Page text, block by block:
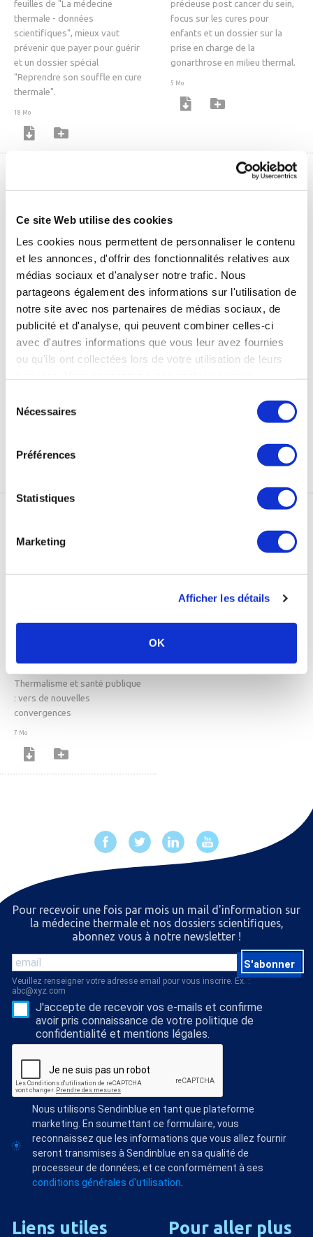
Ce site Web utilise des cookies
Les cookies nous permettent de personnaliser le contenu
et les annonces, d'offrir des fonctionnalités relatives aux
médias sociaux et d'analyser notre trafic. Nous
partageons également des informations sur l'utilisation de
notre site avec nos partenaires de médias sociaux, de
publicité et d'analyse, qui peuvent combiner celles-ci
avec d'autres informations que vous leur avez fournies
ou qu'ils ont collectées lors de votre utilisation de leurs
Nécessaires
Préférences
Statistiques
Marketing
Afficher les détails
OK
feuilles de "La médecine
thermale - données
scientifiques", mieux vaut
prévenir que payer pour guérir
et un dossier spécial
"Reprendre son souffle en cure
thermale".
18 Mo
précieuse post cancer du sein,
focus sur les cures pour
enfants et un dossier sur la
prise en charge de la
gonarthrose en milieu thermal.
5 Mo
Thermalisme
pédiatrique : mode
3 Mo
Thermes & vous, le
magazine des curistes
parler de la cure thermale à son
médecin et éducation à la
Livre blanc
Thermalisme et santé publique
: vers de nouvelles
convergences
7 Mo
Pour recevoir une fois par mois un mail d'information sur
la médecine thermale et nos dossiers scientiﬁques,
abonnez vous à notre newsletter !
S'abonner
Veuillez renseigner votre adresse email pour vous inscrire. Ex. :
abc@xyz.com
J'accepte de recevoir vos e-mails et confirme
avoir pris connaissance de votre politique de
confidentialité et mentions légales.
Nous utilisons Sendinblue en tant que plateforme
marketing. En soumettant ce formulaire, vous
reconnaissez que les informations que vous allez fournir
seront transmises à Sendinblue en sa qualité de
processeur de données; et ce conformément à ses
conditions générales d'utilisation
Liens utiles Pour aller plus